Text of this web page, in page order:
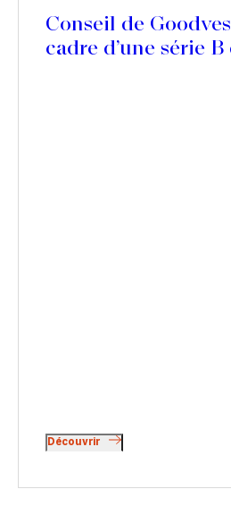
Conseil de
cadre d’une série
Découvrir